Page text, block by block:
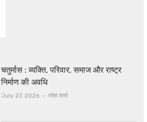
चतुर्मास : व्यक्ति, परिवार, समाज और राष्ट्र
निर्माण की अवधि
July 27, 2026 Author
रमेश शर्मा